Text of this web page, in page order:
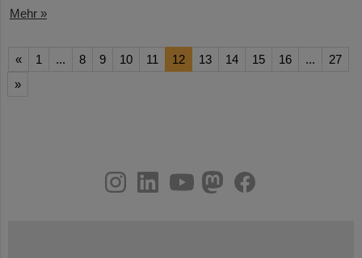
Mehr »
« 1 ... 8 9 10 11 12 13 14 15 16 ...
27
»
youtube
helmholtz.social
facebook